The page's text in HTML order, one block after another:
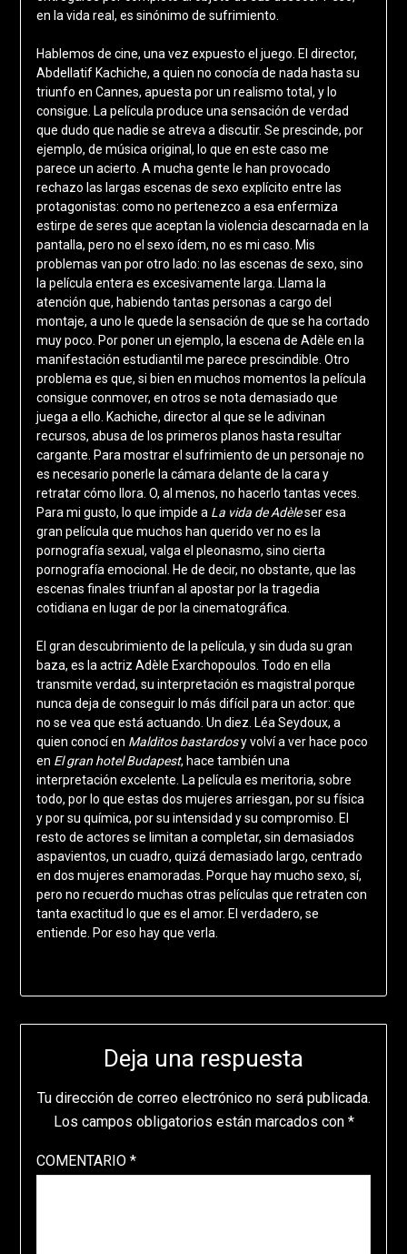
en la vida real, es sinónimo de sufrimiento.
Hablemos de cine, una vez expuesto el juego. El director,
Abdellatif Kachiche, a quien no conocía de nada hasta su
triunfo en Cannes, apuesta por un realismo total, y lo
consigue. La película produce una sensación de verdad
que dudo que nadie se atreva a discutir. Se prescinde, por
ejemplo, de música original, lo que en este caso me
parece un acierto. A mucha gente le han provocado
rechazo las largas escenas de sexo explícito entre las
protagonistas: como no pertenezco a esa enfermiza
estirpe de seres que aceptan la violencia descarnada en la
pantalla, pero no el sexo ídem, no es mi caso. Mis
problemas van por otro lado: no las escenas de sexo, sino
la película entera es excesivamente larga. Llama la
atención que, habiendo tantas personas a cargo del
montaje, a uno le quede la sensación de que se ha cortado
muy poco. Por poner un ejemplo, la escena de Adèle en la
manifestación estudiantil me parece prescindible. Otro
problema es que, si bien en muchos momentos la película
consigue conmover, en otros se nota demasiado que
juega a ello. Kachiche, director al que se le adivinan
recursos, abusa de los primeros planos hasta resultar
cargante. Para mostrar el sufrimiento de un personaje no
es necesario ponerle la cámara delante de la cara y
retratar cómo llora. O, al menos, no hacerlo tantas veces.
Para mi gusto, lo que impide a La vida de Adèleser esa
gran película que muchos han querido ver no es la
pornografía sexual, valga el pleonasmo, sino cierta
pornografía emocional. He de decir, no obstante, que las
escenas finales triunfan al apostar por la tragedia
cotidiana en lugar de por la cinematográfica.
El gran descubrimiento de la película, y sin duda su gran
baza, es la actriz Adèle Exarchopoulos. Todo en ella
transmite verdad, su interpretación es magistral porque
nunca deja de conseguir lo más difícil para un actor: que
no se vea que está actuando. Un diez. Léa Seydoux, a
quien conocí en Malditos bastardosy volví a ver hace poco
en El gran hotel Budapest, hace también una
interpretación excelente. La película es meritoria, sobre
todo, por lo que estas dos mujeres arriesgan, por su física
y por su química, por su intensidad y su compromiso. El
resto de actores se limitan a completar, sin demasiados
aspavientos, un cuadro, quizá demasiado largo, centrado
en dos mujeres enamoradas. Porque hay mucho sexo, sí,
pero no recuerdo muchas otras películas que retraten con
tanta exactitud lo que es el amor. El verdadero, se
entiende. Por eso hay que verla.
Deja una respuesta
Tu dirección de correo electrónico no será publicada.
Los campos obligatorios están marcados con *
COMENTARIO *